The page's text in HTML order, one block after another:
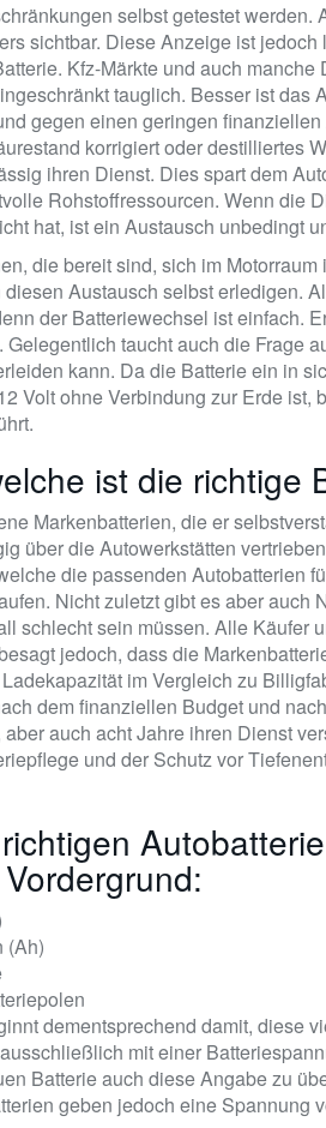
selbst getestet werden.
sichtbar. Diese Anzeige ist
Kfz-Märkte und auch
tauglich. Besser ist das
gegen einen geringen
korrigiert oder destilliertes
ihren Dienst. Dies spart dem
Rohstoffressourcen. Wenn die
hat, ist ein Austausch unbedingt
die bereit sind, sich im
Austausch selbst erledigen.
der Batteriewechsel ist einfach.
taucht auch die Frage
kann. Da die Batterie ein in
Volt ohne Verbindung zur Erde ist,
ist die richtige
Markenbatterien, die er
über die Autowerkstätten
die passenden Autobatterien
Nicht zuletzt gibt es aber auch
schlecht sein müssen. Alle Käufer
jedoch, dass die
im Vergleich zu
dem finanziellen Budget und
auch acht Jahre ihren Dienst
und der Schutz vor
(Ah)
dementsprechend damit, diese
mit einer
Batterie auch diese Angabe zu
geben jedoch eine Spannung